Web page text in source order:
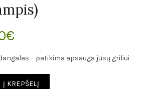
€Current
price
is:
– patikima apsauga jūsų griliui
Į KREPŠELĮ